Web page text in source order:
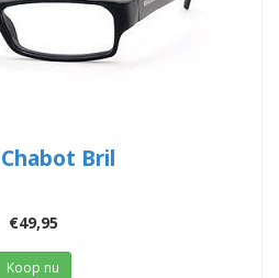
Bril
€49,95
Koop nu